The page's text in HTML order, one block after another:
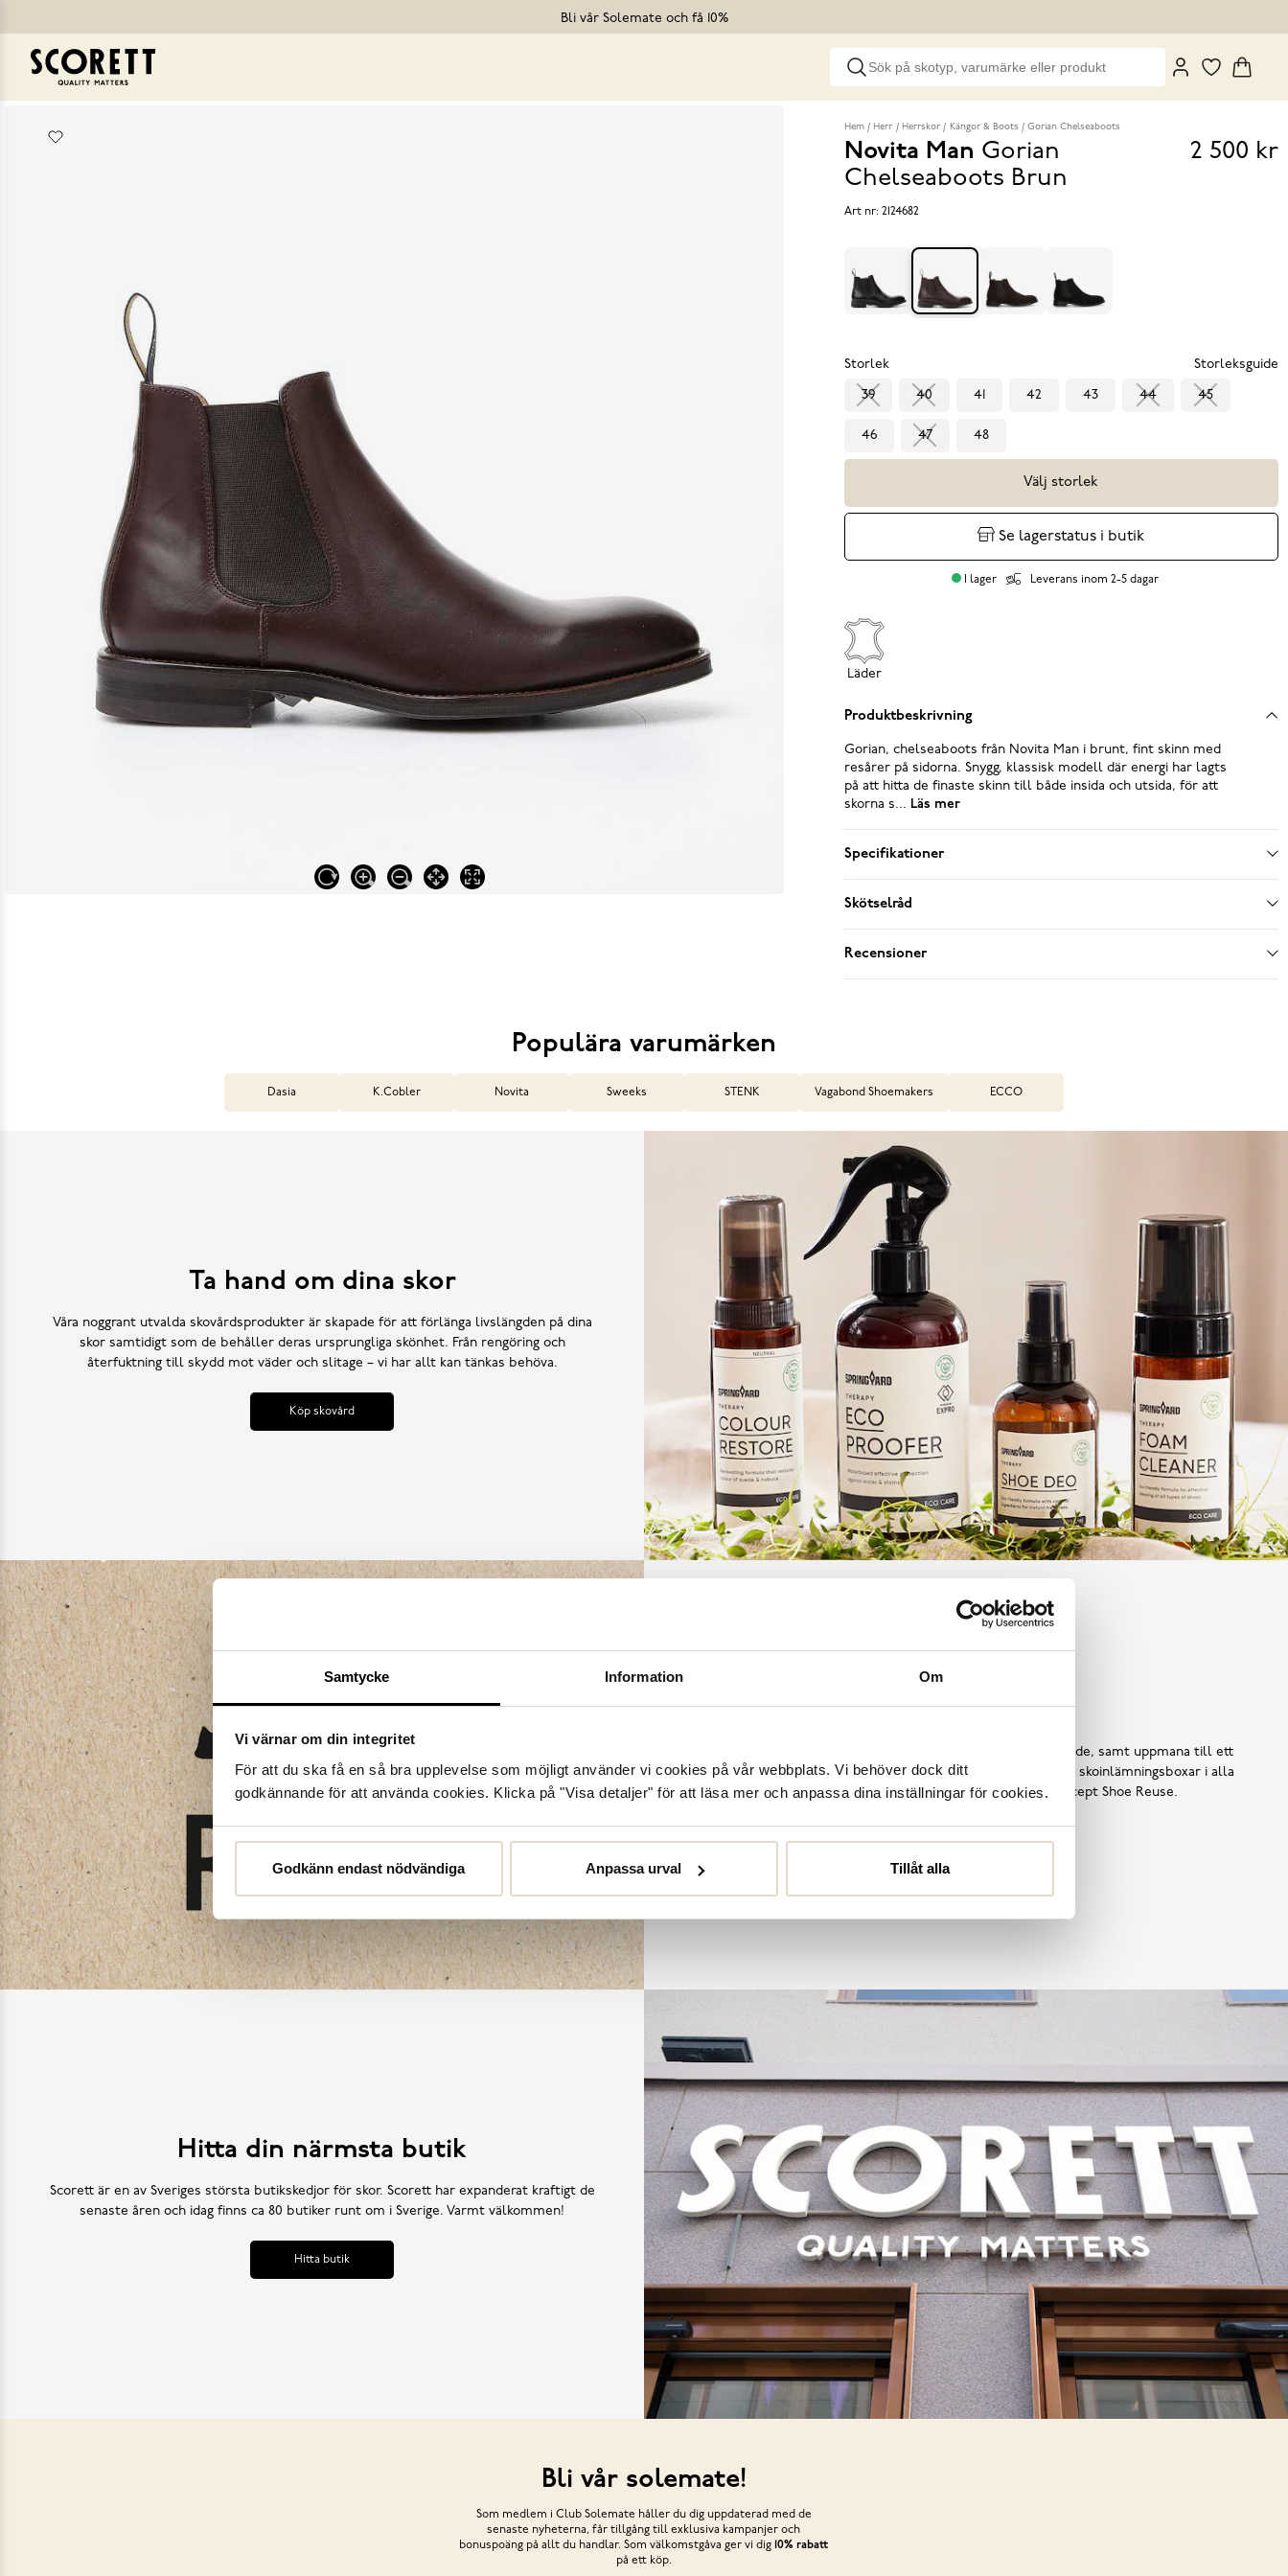
Samtycke Information Om
Vi värnar om din integritet
För att du ska få en så bra upplevelse som möjligt använder vi cookies på vår webbplats. Vi behöver dock ditt
godkännande för att använda cookies. Klicka på "Visa detaljer" för att läsa mer och anpassa dina inställningar för cookies.
Godkänn endast nödvändiga Anpassa urval Tillåt alla
Bli vår Solemate och få 10%
Hem Herr Herrskor Kängor & Boots Gorian Chelseaboots
Novita Man Gorian
Chelseaboots Brun
Pris
2 500 kr
Art nr: 2124682
Storlek Storleksguide
39 40 41 42 43 44 45
46 47 48
Välj storlek
Se lagerstatus i butik
I lager Leverans inom 2-5 dagar
Läder
Produktbeskrivning
Gorian, chelseaboots från Novita Man i brunt, fint skinn med
resårer på sidorna. Snygg, klassisk modell där energi har lagts
på att hitta de finaste skinn till både insida och utsida, för att
skorna s... Läs mer
Specifikationer
Skötselråd
Recensioner
Populära varumärken
Dasia K.Cobler Novita Sweeks STENK Vagabond Shoemakers ECCO
Ta hand om dina skor
Våra noggrant utvalda skovårdsprodukter är skapade för att förlänga livslängden på dina
skor samtidigt som de behåller deras ursprungliga skönhet. Från rengöring och
återfuktning till skydd mot väder och slitage – vi har allt kan tänkas behöva.
Köp skovård
Shoe Reuse
Utifrån målet att inga skor ska bli till avfall i ett för tidigt skede, samt uppmana till ett
mer hållbart synsätt på skors användning, har vi introducerat skoinlämningsboxar i alla
våra butiker. Detta är en del av vårt hållbarhetskoncept Shoe Reuse.
Läs mer
Hitta din närmsta butik
Scorett är en av Sveriges största butikskedjor för skor. Scorett har expanderat kraftigt de
senaste åren och idag finns ca 80 butiker runt om i Sverige. Varmt välkommen!
Hitta butik
Bli vår solemate!
Som medlem i Club Solemate håller du dig uppdaterad med de
senaste nyheterna, får tillgång till exklusiva kampanjer och
bonuspoäng på allt du handlar. Som välkomstgåva ger vi dig 10% rabatt
på ett köp.